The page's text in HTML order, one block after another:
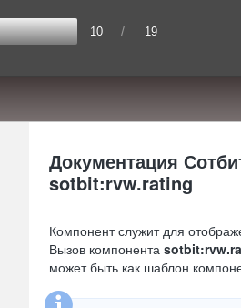
10 / 19
Документация
sotbit:rvw.rating
Компонент служит для
Вызов компонента
может быть как шаблон